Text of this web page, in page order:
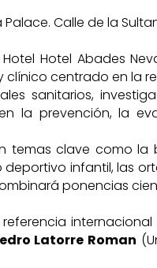
Calle de la
Hotel Hotel Abades
centrado en la
sanitarios,
la prevención, la
clave como la
infantil, las
ponencias
Latorre Roman